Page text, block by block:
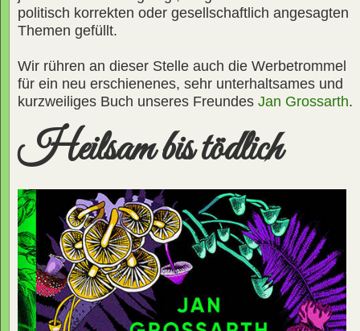
politisch korrekten oder gesellschaftlich angesagten
Themen gefüllt.
Wir rühren an dieser Stelle auch die Werbetrommel
für ein neu erschienenes, sehr unterhaltsames und
kurzweiliges Buch unseres Freundes Jan Grossarth.
Heilsam bis tödlich